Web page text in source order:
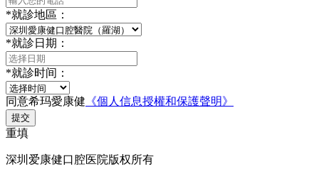
*就診地區：
*就診日期：
*就診时间：
同意希玛愛康健 《個人信息授權和保護聲明》
提交
重填
深圳爱康健口腔医院版权所有